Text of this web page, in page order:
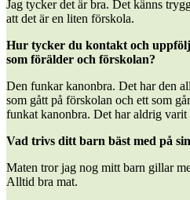
Jag tycker det är bra. Det känns
att det är en liten förskola.
Hur tycker du kontakt och
som förälder och förskolan?
Den funkar kanonbra. Det har den
som gått på förskolan och ett som
funkat kanonbra. Det har aldrig varit
Vad trivs ditt barn bäst med på
Maten tror jag nog mitt barn gillar
Alltid bra mat.